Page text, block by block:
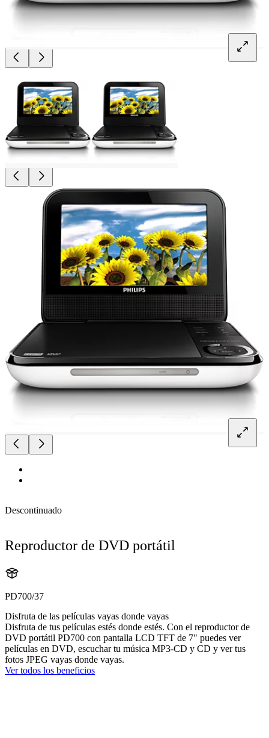
Descontinuado
Reproductor de DVD portátil
PD700/37
Disfruta de las películas vayas donde vayas
Disfruta de tus películas estés donde estés. Con el reproductor de
DVD portátil PD700 con pantalla LCD TFT de 7" puedes ver
películas en DVD, escuchar tu música MP3-CD y CD y ver tus
fotos JPEG vayas donde vayas.
Ver todos los beneficios